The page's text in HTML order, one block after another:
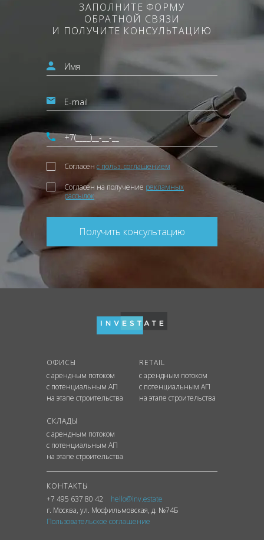
ЗАПОЛНИТЕ ФОРМУ
ОБРАТНОЙ СВЯЗИ
И ПОЛУЧИТЕ КОНСУЛЬТАЦИЮ
Согласен с польз. соглашением
Согласен на получение рекламных
рассылок
Получить консультацию
ОФИСЫ
с арендным потоком
с потенциальным АП
на этапе строительства
RETAIL
с арендным потоком
с потенциальным АП
на этапе строительства
СКЛАДЫ
с арендным потоком
с потенциальным АП
на этапе строительства
КОНТАКТЫ
+7 495 637 80 42
hello@inv.estate
г. Москва, ул. Мосфильмовская, д. №74Б
Пользовательское соглашение